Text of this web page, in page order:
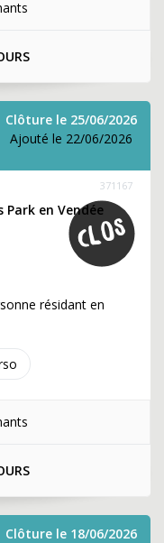
Clôture le 25/06/2026
Ajouté le 22/06/2026
371167
en Vendée
résidant en
Clôture le 18/06/2026